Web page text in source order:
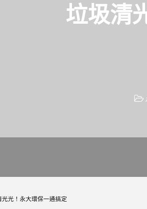
垃圾清
光光！永大環保一通搞定